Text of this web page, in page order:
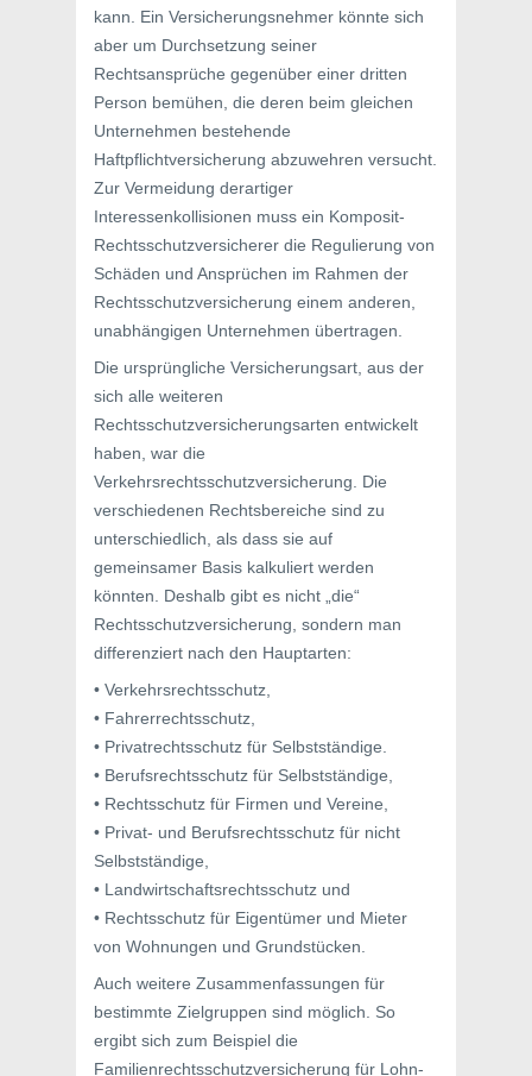
kann. Ein Versicherungsnehmer könnte sich
aber um Durchsetzung seiner
Rechtsansprüche gegenüber einer dritten
Person bemühen, die deren beim gleichen
Unternehmen bestehende
Haftpflichtversicherung abzuwehren versucht.
Zur Vermeidung derartiger
Interessenkollisionen muss ein Komposit-
Rechtsschutzversicherer die Regulierung von
Schäden und Ansprüchen im Rahmen der
Rechtsschutzversicherung einem anderen,
unabhängigen Unternehmen übertragen.
Die ursprüngliche Versicherungsart, aus der
sich alle weiteren
Rechtsschutzversicherungsarten entwickelt
haben, war die
Verkehrsrechtsschutzversicherung. Die
verschiedenen Rechtsbereiche sind zu
unterschiedlich, als dass sie auf
gemeinsamer Basis kalkuliert werden
könnten. Deshalb gibt es nicht „die“
Rechtsschutzversicherung, sondern man
differenziert nach den Hauptarten:
• Verkehrsrechtsschutz,
• Fahrerrechtsschutz,
• Privatrechtsschutz für Selbstständige.
• Berufsrechtsschutz für Selbstständige,
• Rechtsschutz für Firmen und Vereine,
• Privat- und Berufsrechtsschutz für nicht
Selbstständige,
• Landwirtschaftsrechtsschutz und
• Rechtsschutz für Eigentümer und Mieter
von Wohnungen und Grundstücken.
Auch weitere Zusammenfassungen für
bestimmte Zielgruppen sind möglich. So
ergibt sich zum Beispiel die
Familienrechtsschutzversicherung für Lohn-